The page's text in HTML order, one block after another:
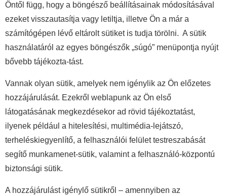
Öntől függ, hogy a böngésző beállításainak módosításával
ezeket visszautasítja vagy letiltja, illetve Ön a már a
számítógépen lévő eltárolt sütiket is tudja törölni. A sütik
használatáról az egyes böngészők „súgó” menüpontja nyújt
bővebb tájékozta-tást.
Vannak olyan sütik, amelyek nem igénylik az Ön előzetes
hozzájárulását. Ezekről weblapunk az Ön első
látogatásának megkezdésekor ad rövid tájékoztatást,
ilyenek például a hitelesítési, multimédia-lejátszó,
terheléskiegyenlítő, a felhasználói felület testreszabását
segítő munkamenet-sütik, valamint a felhasználó-központú
biztonsági sütik.
A hozzájárulást igénylő sütikről – amennyiben az